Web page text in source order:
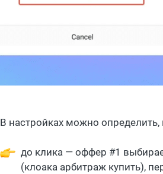
В настройках можно
до клика — оффер #1
(клоака арбитраж купить),